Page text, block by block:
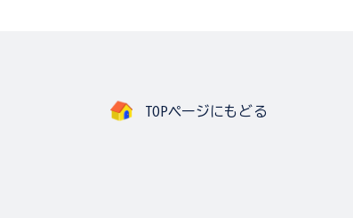
TOPページにもどる